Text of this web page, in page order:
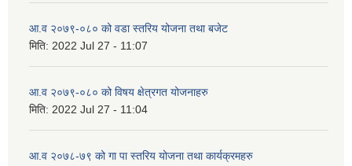
आ.व २०७९-०८० को वडा स्तरिय योजना तथा बजेट
मिति: 2022 Jul 27 - 11:07
आ.व २०७९-०८० को विषय क्षेत्रगत योजनाहरु
मिति: 2022 Jul 27 - 11:04
आ.व २०७८-७९ को गा पा स्तरिय योजना तथा कार्यक्रमहरु